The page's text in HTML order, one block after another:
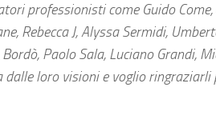
professionisti come Guido Come,
Rebecca J, Alyssa Sermidi,
Paolo Sala, Luciano Grandi,
loro visioni e voglio ringraziarli